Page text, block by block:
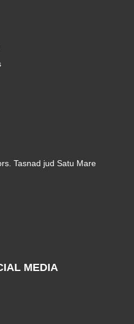
Tasnad jud Satu Mare
MEDIA